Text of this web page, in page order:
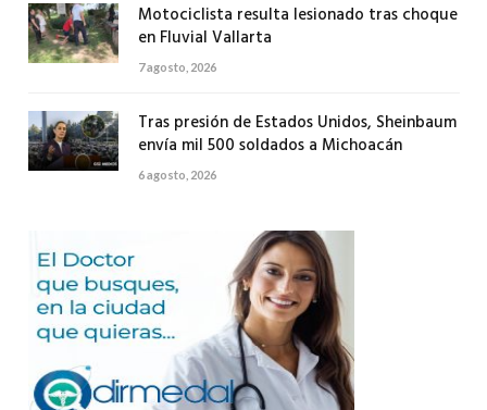
Motociclista resulta lesionado tras choque
en Fluvial Vallarta
7 agosto, 2026
Tras presión de Estados Unidos, Sheinbaum
envía mil 500 soldados a Michoacán
6 agosto, 2026